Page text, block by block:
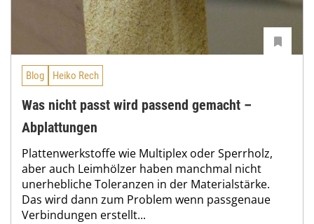
Blog Heiko Rech
Was nicht passt wird passend gemacht –
Abplattungen
Plattenwerkstoffe wie Multiplex oder Sperrholz,
aber auch Leimhölzer haben manchmal nicht
unerhebliche Toleranzen in der Materialstärke.
Das wird dann zum Problem wenn passgenaue
Verbindungen erstellt...